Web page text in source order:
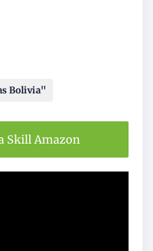
Bolivia"
Skill Amazon